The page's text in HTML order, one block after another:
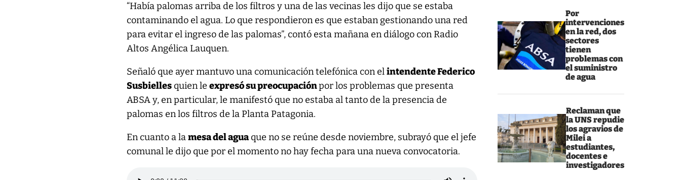
Por
intervenciones
en la red, dos
sectores
tienen
problemas con
el suministro
de agua
Reclaman que
la UNS repudie
los agravios de
Milei a
estudiantes,
docentes e
investigadores
“Había palomas arriba de los filtros y una de las vecinas les dijo que se estaba
contaminando el agua. Lo que respondieron es que estaban gestionando una red
para evitar el ingreso de las palomas”, contó esta mañana en diálogo con Radio
Altos Angélica Lauquen.
Señaló que ayer mantuvo una comunicación telefónica con elintendente Federico
Susbiellesquien leexpresó su preocupaciónpor los problemas que presenta
ABSA y, en particular, le manifestó que no estaba al tanto de la presencia de
palomas en los filtros de la Planta Patagonia.
En cuanto a lamesa del aguaque no se reúne desde noviembre, subrayó que el jefe
comunal le dijo que por el momento no hay fecha para una nueva convocatoria.